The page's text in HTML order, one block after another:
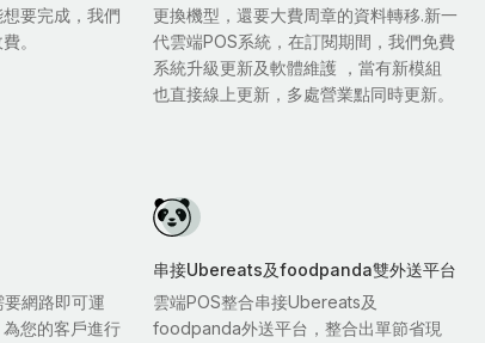
要完成，我們
。
更換機型，還要大費周章的資料轉移.新一
代雲端POS系統，在訂閱期間，我們免費
系統升級更新及軟體維護 ，當有新模組
也直接線上更新，多處營業點同時更新。
網路即可運
您的客戶進行
串接Ubereats及foodpanda雙外送平台
雲端POS整合串接Ubereats及
foodpanda外送平台，整合出單節省現